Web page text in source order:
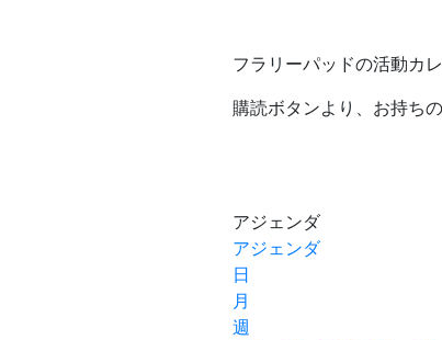
フラリーパッドの活動カ
購読ボタンより、お持ち
アジェンダ
アジェンダ
日
月
週